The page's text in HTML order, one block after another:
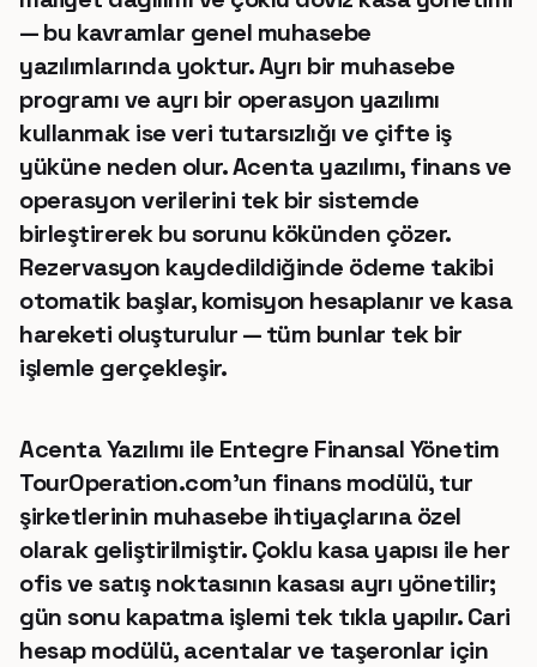
— bu kavramlar genel muhasebe
yazılımlarında yoktur. Ayrı bir muhasebe
programı ve ayrı bir operasyon yazılımı
kullanmak ise veri tutarsızlığı ve çifte iş
yüküne neden olur. Acenta yazılımı, finans ve
operasyon verilerini tek bir sistemde
birleştirerek bu sorunu kökünden çözer.
Rezervasyon kaydedildiğinde ödeme takibi
otomatik başlar, komisyon hesaplanır ve kasa
hareketi oluşturulur — tüm bunlar tek bir
işlemle gerçekleşir.
Acenta Yazılımı ile Entegre Finansal Yönetim
TourOperation.com'un finans modülü, tur
şirketlerinin muhasebe ihtiyaçlarına özel
olarak geliştirilmiştir. Çoklu kasa yapısı ile her
ofis ve satış noktasının kasası ayrı yönetilir;
gün sonu kapatma işlemi tek tıkla yapılır. Cari
hesap modülü, acentalar ve taşeronlar için